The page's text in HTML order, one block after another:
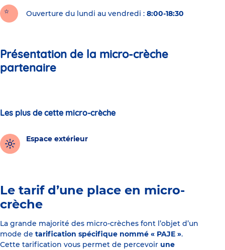
Ouverture du lundi au vendredi : 8:00-18:30
Présentation de la micro-crèche
partenaire
Les plus de cette micro-crèche
Espace extérieur
Le tarif d’une place en micro-
crèche
La grande majorité des micro-crèches font l’objet d’un
mode de tarification spécifique nommé « PAJE ».
Cette tarification vous permet de percevoir une